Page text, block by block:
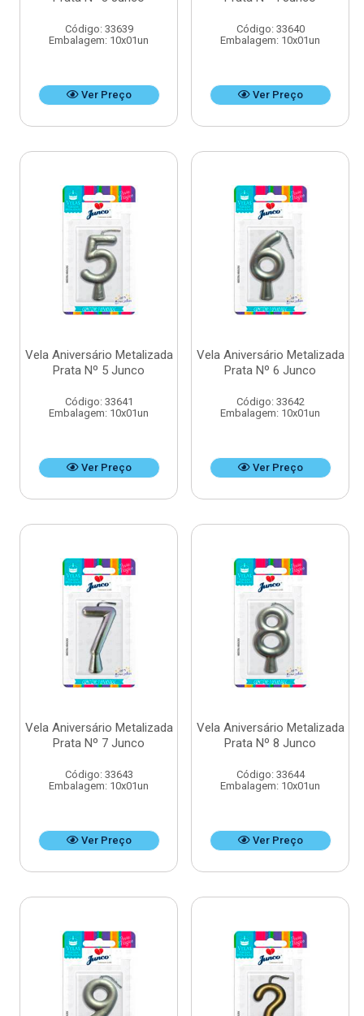
Código: 33639
Embalagem: 10x01un
Ver Preço
Código: 33640
Embalagem: 10x01un
Ver Preço
Vela Aniversário Metalizada
Prata Nº 5 Junco
Código: 33641
Embalagem: 10x01un
Ver Preço
Vela Aniversário Metalizada
Prata Nº 6 Junco
Código: 33642
Embalagem: 10x01un
Ver Preço
Vela Aniversário Metalizada
Prata Nº 7 Junco
Código: 33643
Embalagem: 10x01un
Ver Preço
Vela Aniversário Metalizada
Prata Nº 8 Junco
Código: 33644
Embalagem: 10x01un
Ver Preço